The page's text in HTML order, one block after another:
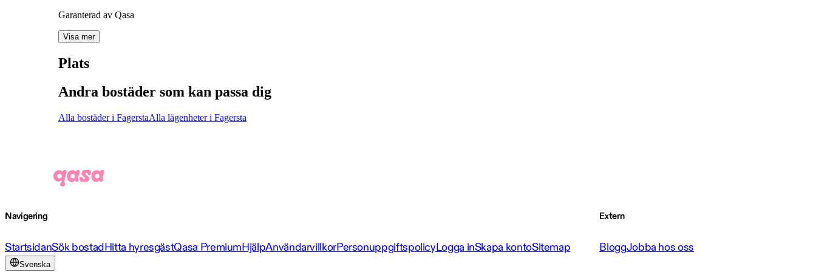
Garanterad av Qasa
Visa mer
Plats
Andra bostäder som kan passa dig
Alla bostäder i FagerstaAlla lägenheter i Fagersta
Navigering
StartsidanSök bostadHitta hyresgästQasa PremiumHjälpAnvändarvillkorPersonuppgiftspolicyLogga inSkapa kontoSitemap
Extern
BloggJobba hos oss
Svenska